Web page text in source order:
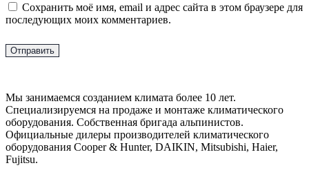
Сохранить моё имя, email и адрес сайта в этом браузере для
последующих моих комментариев.
Мы занимаемся созданием климата более 10 лет.
Специализируемся на продаже и монтаже климатического
оборудования. Собственная бригада альпинистов.
Официальные дилеры производителей климатического
оборудования Cooper & Hunter, DAIKIN, Mitsubishi, Haier,
Fujitsu.